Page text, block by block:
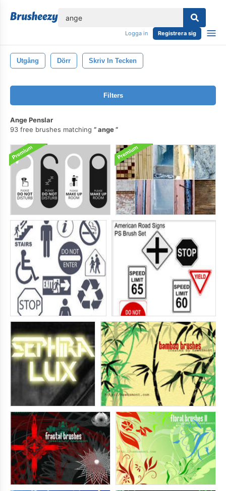
Logga in Registrera sig
Utgång Dörr Skriv In Tecken
Filters
Ange Penslar
93 free brushes matching
ange